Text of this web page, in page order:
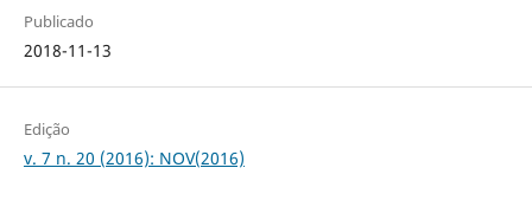
Publicado
2018-11-13
Edição
v. 7 n. 20 (2016): NOV(2016)